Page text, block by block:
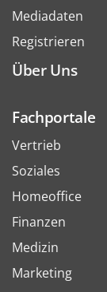
Mediadaten
Registrieren
Über Uns
Fachportale
Vertrieb
Soziales
Homeoffice
Finanzen
Medizin
Marketing